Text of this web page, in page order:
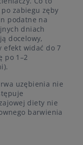
zabiegu zęby
podatne na
dniach
docelowy,
efekt widać do 7
po 1–2
uzębienia nie
diety nie
barwienia